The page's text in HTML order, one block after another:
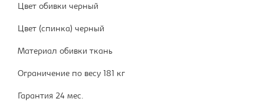
Цвет обивки черный
Цвет (спинка) черный
Материал обивки ткань
Ограничение по весу 181 кг
Гарантия 24 мес.